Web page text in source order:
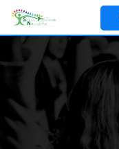
Skip
content